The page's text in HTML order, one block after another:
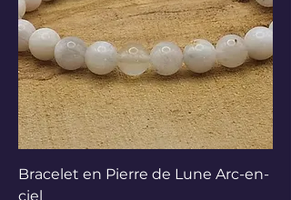
Bracelet en Pierre de Lune Arc-en-
ciel